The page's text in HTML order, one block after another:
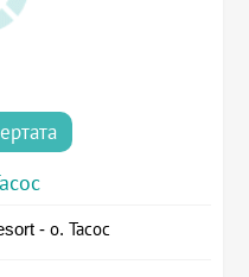
- о. Тасос